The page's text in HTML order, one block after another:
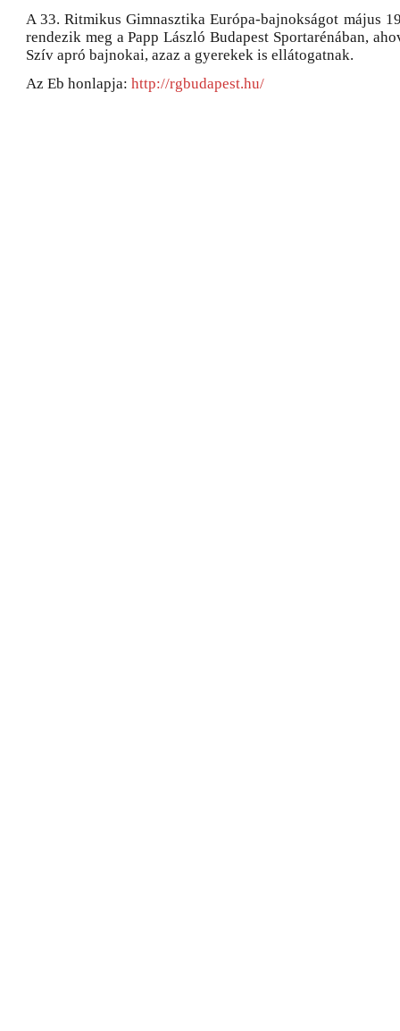
A 33. Ritmikus Gimnasztika Európa-bajnokságot május
rendezik meg a Papp László Budapest Sportarénában,
Szív apró bajnokai, azaz a gyerekek is ellátogatnak.
Az Eb honlapja: http://rgbudapest.hu/